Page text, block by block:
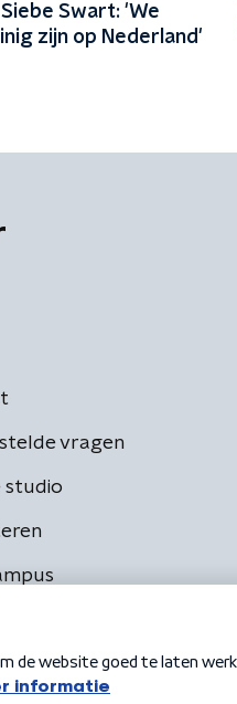
Swart: 'We
zijn op Nederland'
vragen
studio